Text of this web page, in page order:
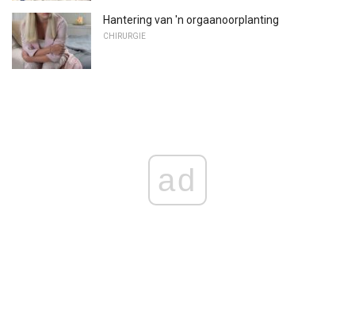
Hantering van 'n orgaanoorplanting
CHIRURGIE
ad